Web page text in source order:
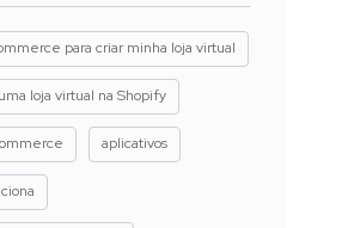
para criar minha loja virtual
loja virtual na Shopify
aplicativos